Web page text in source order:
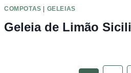
COMPOTAS GELEIAS
Geleia de Limão